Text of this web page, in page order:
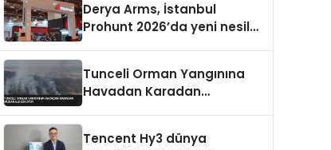
Derya Arms, İstanbul
Prohunt 2026’da yeni nesil
Tunceli Orman Yangınına
Havadan Karadan
Tencent Hy3 dünya